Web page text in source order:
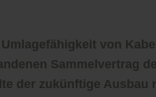
von
Sammelvertrag
der zukünftige Ausbau